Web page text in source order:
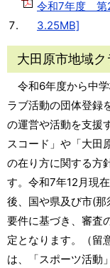
令和7年度 第
3.25MB]
大田原市地域
令和6年度から中
ラブ活動の団体登録
の運営や活動を支援
スコード」や「大田
の在り方に関する方
す。令和7年12月現
後、国や県及び市(
要件に基づき、審査
定となります。（留
は、「スポーツ活動